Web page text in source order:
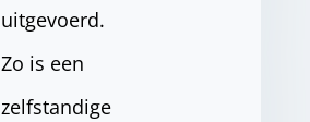
uitgevoerd.
Zo is een
zelfstandige